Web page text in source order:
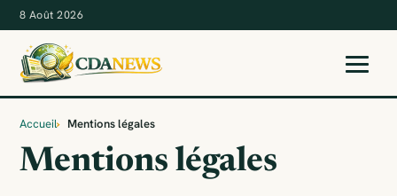
8 Août 2026
Accueil Mentions légales
Mentions légales